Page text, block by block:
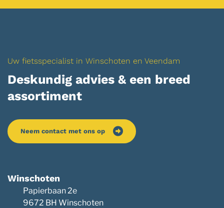
Uw fietsspecialist in Winschoten en Veendam
Deskundig advies & een breed
assortiment
Neem contact met ons op
Winschoten
Papierbaan 2e
9672 BH Winschoten